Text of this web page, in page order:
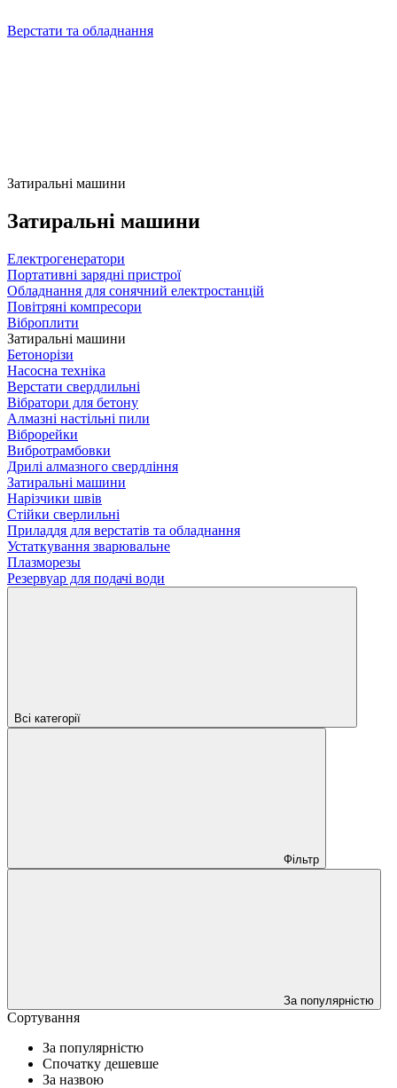
Верстати та обладнання
Затиральні машини
Затиральні машини
Електрогенератори
Портативні зарядні пристрої
Обладнання для сонячний електростанцій
Повітряні компресори
Віброплити
Затиральні машини
Бетонорізи
Насосна техніка
Верстати свердлильні
Вібратори для бетону
Алмазні настільні пили
Віброрейки
Вибротрамбовки
Дрилі алмазного свердління
Затиральні машини
Нарізчики швів
Стійки сверлильні
Приладдя для верстатів та обладнання
Устаткування зварювальне
Плазморезы
Резервуар для подачі води
Всі категорії
Фільтр
За популярністю
Сортування
За популярністю
Спочатку дешевше
За назвою